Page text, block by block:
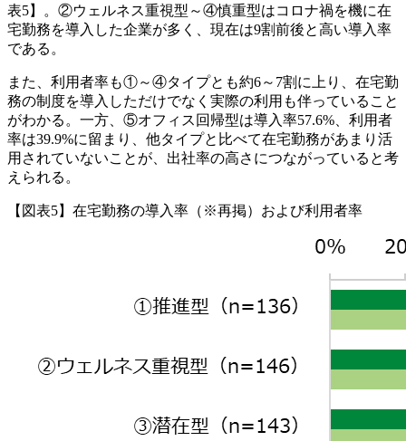
表5】。②ウェルネス重視型～④慎重型はコロナ禍を機に在
宅勤務を導入した企業が多く、現在は9割前後と高い導入率
である。
また、利用者率も①～④タイプとも約6～7割に上り、在宅勤
務の制度を導入しただけでなく実際の利用も伴っていること
がわかる。一方、⑤オフィス回帰型は導入率57.6%、利用者
率は39.9%に留まり、他タイプと比べて在宅勤務があまり活
用されていないことが、出社率の高さにつながっていると考
えられる。
【図表5】在宅勤務の導入率（※再掲）および利用者率